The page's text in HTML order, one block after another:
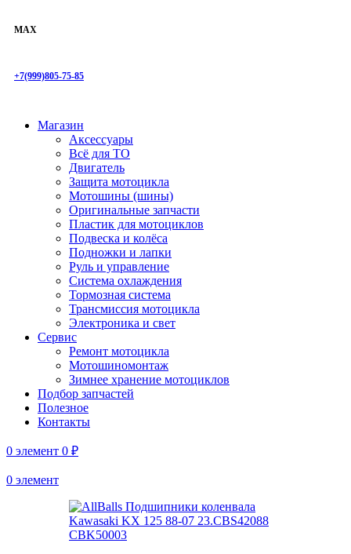
MAX
+7(999)805-75-85
Магазин
Аксессуары
Всё для ТО
Двигатель
Защита мотоцикла
Мотошины (шины)
Оригинальные запчасти
Пластик для мотоциклов
Подвеска и колёса
Подножки и лапки
Руль и управление
Система охлаждения
Тормозная система
Трансмиссия мотоцикла
Электроника и свет
Сервис
Ремонт мотоцикла
Мотошиномонтаж
Зимнее хранение мотоциклов
Подбор запчастей
Полезное
Контакты
0 элемент 0 ₽
0 элемент